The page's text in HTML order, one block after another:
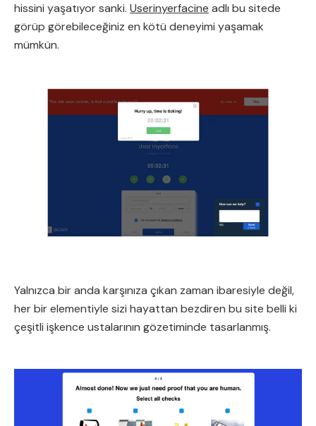
hissini yaşatıyor sanki. Userinyerfacine adlı bu sitede
görüp görebileceğiniz en kötü deneyimi yaşamak
mümkün.
Yalnızca bir anda karşınıza çıkan zaman ibaresiyle değil,
her bir elementiyle sizi hayattan bezdiren bu site belli ki
çeşitli işkence ustalarının gözetiminde tasarlanmış.